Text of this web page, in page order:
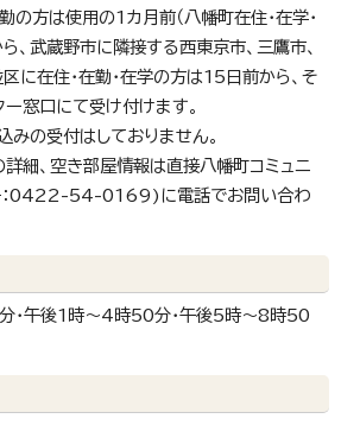
の方は使用の1カ月前（八幡町在住・在学・
、武蔵野市に隣接する西東京市、三鷹市、
に在住・在勤・在学の方は15日前から、そ
窓口にて受け付けます。
の受付はしておりません。
詳細、空き部屋情報は直接八幡町コミュニ
：0422-54-0169)に電話でお問い合わ
・午後1時～4時50分・午後5時～8時50